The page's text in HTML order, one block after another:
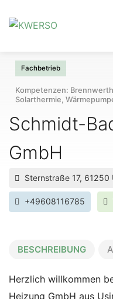
Fachbetrieb
Kompetenzen:
Schmidt-
GmbH
Sternstraße 17,
BESCHREIBUNG
Herzlich willkommen
Heizung GmbH aus